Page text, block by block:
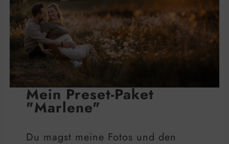
Mein Preset-Paket
"Marlene"
Du magst meine Fotos und den